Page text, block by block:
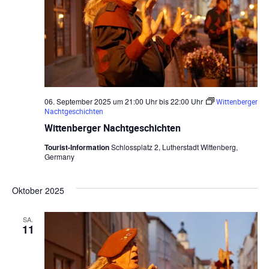
Wittenberger Nachtgeschichten
06. September 2025 um 21:00 Uhrbis22:00 Uhr
Wittenberger
Nachtgeschichten
Tourist-InformationSchlossplatz 2, Lutherstadt Wittenberg,
Germany
Oktober 2025
SA.
11